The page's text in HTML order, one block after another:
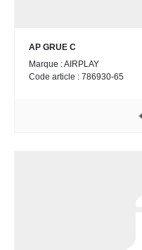
AP GRUE C
Marque : AIRPLAY
Code article : 786930-65